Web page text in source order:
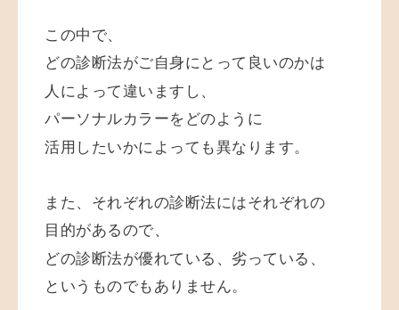
この中で、
どの診断法がご自身にとって良いのかは
人によって違いますし、
パーソナルカラーをどのように
活用したいかによっても異なります。
また、それぞれの診断法にはそれぞれの
目的があるので、
どの診断法が優れている、劣っている、
というものでもありません。